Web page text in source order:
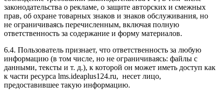
законодательства о рекламе, о защите авторских и смежных
прав, об охране товарных знаков и знаков обслуживания, но
не ограничиваясь перечисленным, включая полную
ответственность за содержание и форму материалов.
6.4. Пользователь признает, что ответственность за любую
информацию (в том числе, но не ограничиваясь: файлы с
данными, тексты и т. д.), к которой он может иметь доступ как
к части ресурса lms.ideaplus124.ru, несет лицо,
предоставившее такую информацию.